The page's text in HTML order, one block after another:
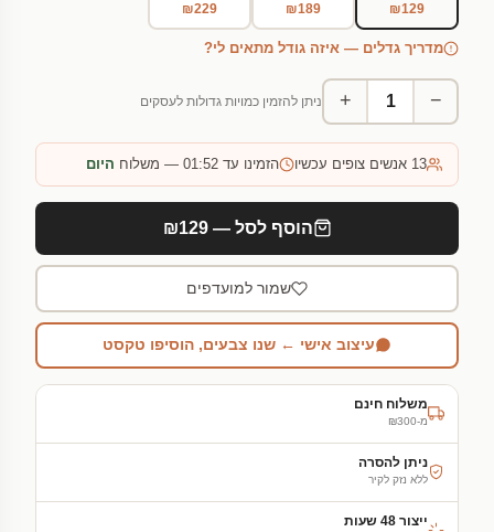
₪129
₪189
₪229
מדריך גדלים — איזה גודל מתאים לי?
−
+ ניתן להזמין כמויות גדולות לעסקים
13 אנשים צופים עכשיו הזמינו עד 01:52 — משלוח היום
הוסף לסל — ₪129
שמור למועדפים
עיצוב אישי ← שנו צבעים, הוסיפו טקסט
משלוח חינם
מ-₪300
ניתן להסרה
ללא נזק לקיר
ייצור 48 שעות